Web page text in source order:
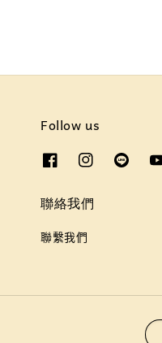
Follow us
聯絡我們
聯繫我們